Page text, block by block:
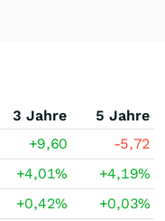
3 Jahre
5 Jahre
+9,60
-5,72
+4,01% +4,19%
+0,42% +0,03%